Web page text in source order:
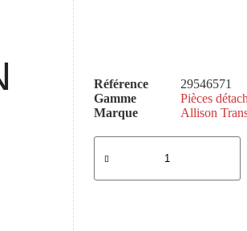
Référence
29546571
Gamme
Pièces
Marque
Allison